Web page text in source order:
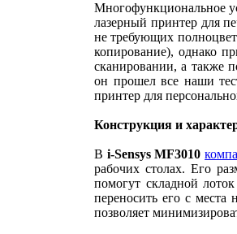
Многофункциональное
лазерный принтер для
не требующих
копирование), однако
сканировании, а также
он прошел все наши
принтер для
Конструкция и
В i-Sensys MF3010
рабочих столах. Его
помогут складной
переносить его с
позволяет